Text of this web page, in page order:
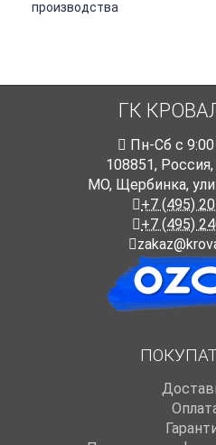
производства
ГК
Пн-Cб с
108851, Россия,
МО, Щербинка,
+7 (495)
+7 (495)